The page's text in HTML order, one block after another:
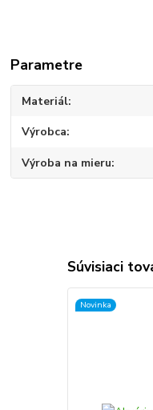
Parametre
Materiál
Výrobca
Výroba na mieru
Súvisiaci
Novinka